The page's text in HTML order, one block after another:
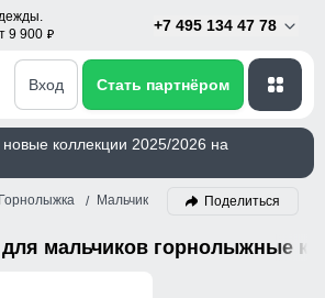
9 900 p
+7 495 134 47 78
Вход Стать партнёром
коллекции 2025/2026 на
Горнолыжка Мальчик Поделиться
мальчиков горнолыжные